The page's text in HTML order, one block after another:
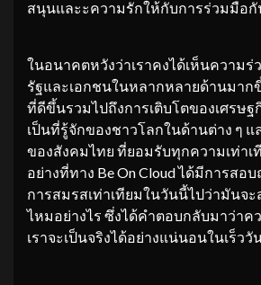
สนุนและะความรักให้กับการร่วมมือกั
ในอนาคตหวังว่าเราคงได้เห็นความ
รัฐและเอกชนในหลากหลายด้านมาก
ที่ดีขึ้นรวมไปถึงการเติบโตของเศรษ
เป็นที่รู้จักของชาวโลกในด้านต่าง ๆ แ
ของสังคมไทย ที่ยอมรับทุกความเท่าเ
อย่างที่ทาง Be On Cloud ได้มีการสอบ
การสมรสเท่าเทียมในวันนี้ไปว่ามันจ
ไหมอย่างไร ซึ่งได้คำตอบกลับมาว่าค
เราจะเป็นจริงได้อย่างแน่นอนในเร็ววั